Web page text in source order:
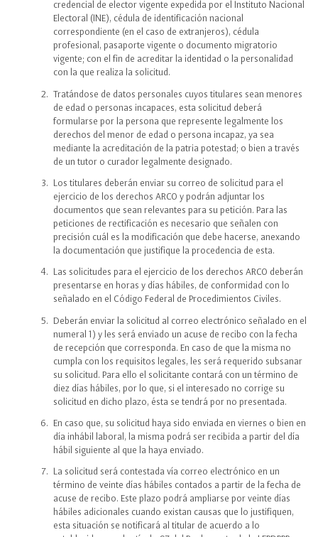
credencial de elector vigente expedida por el Instituto Nacional
Electoral (INE), cédula de identificación nacional
correspondiente (en el caso de extranjeros), cédula
profesional, pasaporte vigente o documento migratorio
vigente; con el fin de acreditar la identidad o la personalidad
con la que realiza la solicitud.
Tratándose de datos personales cuyos titulares sean menores
de edad o personas incapaces, esta solicitud deberá
formularse por la persona que represente legalmente los
derechos del menor de edad o persona incapaz, ya sea
mediante la acreditación de la patria potestad; o bien a través
de un tutor o curador legalmente designado.
Los titulares deberán enviar su correo de solicitud para el
ejercicio de los derechos ARCO y podrán adjuntar los
documentos que sean relevantes para su petición. Para las
peticiones de rectificación es necesario que señalen con
precisión cuál es la modificación que debe hacerse, anexando
la documentación que justifique la procedencia de esta.
Las solicitudes para el ejercicio de los derechos ARCO deberán
presentarse en horas y días hábiles, de conformidad con lo
señalado en el Código Federal de Procedimientos Civiles.
Deberán enviar la solicitud al correo electrónico señalado en el
numeral 1) y les será enviado un acuse de recibo con la fecha
de recepción que corresponda. En caso de que la misma no
cumpla con los requisitos legales, les será requerido subsanar
su solicitud. Para ello el solicitante contará con un término de
diez días hábiles, por lo que, si el interesado no corrige su
solicitud en dicho plazo, ésta se tendrá por no presentada.
En caso que, su solicitud haya sido enviada en viernes o bien en
día inhábil laboral, la misma podrá ser recibida a partir del día
hábil siguiente al que la haya enviado.
La solicitud será contestada vía correo electrónico en un
término de veinte días hábiles contados a partir de la fecha de
acuse de recibo. Este plazo podrá ampliarse por veinte días
hábiles adicionales cuando existan causas que lo justifiquen,
esta situación se notificará al titular de acuerdo a lo